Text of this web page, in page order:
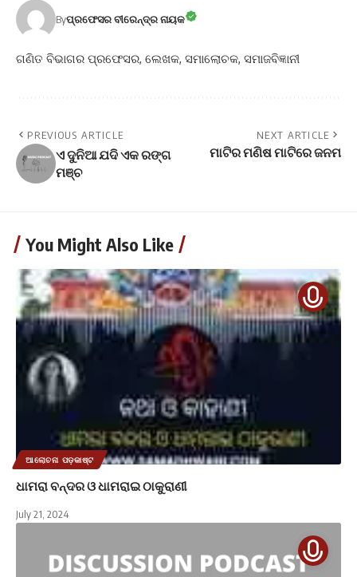
Byପ୍ରଫେସର ବୀରେନ୍ଦ୍ର ନାୟକ
ଗଣିତ ବିଭାଗର ପ୍ରଫେସର, ଲେଖକ, ସମାଲୋଚକ, ସମାଜବିଜ୍ଞାନୀ
PREVIOUS ARTICLE
ଏ ଦୁନିଆ ଯଦି ଏକ ରଙ୍ଗ
ମଞ୍ଚ
NEXT ARTICLE
ମାଟିର ମଣିଷ ମାଟିରେ ଜନମ
You Might Also Like
ଆଲୋଚନା ପଡ଼କାଷ୍ଟ
ଧାମରା ବନ୍ଦର ଓ ଧାମରାଇ ଠାକୁରାଣୀ
July 21, 2024